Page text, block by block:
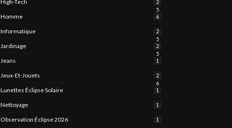
High-Tech
2
5
Homme 6
Informatique
2
5
Jardinage
2
5
Jeans 1
Jeux-Et-Jouets
2
6
Lunettes Éclipse Solaire 1
Nettoyage 1
Observation Éclipse 2026 1